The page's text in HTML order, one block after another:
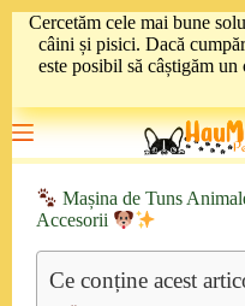
Sari
conținut
Cercetăm cele mai bune
câini și pisici. Dacă
este posibil să câștigăm un
Mașina de Tuns
Accesorii
Ce conține acest